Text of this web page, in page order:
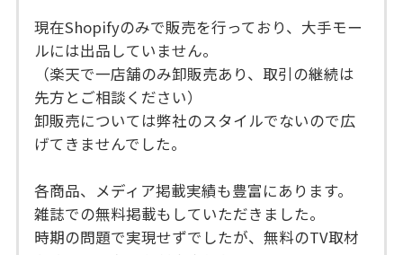
現在Shopifyのみで販売を行っており、大手モー
ルには出品していません。
（楽天で一店舗のみ卸販売あり、取引の継続は
先方とご相談ください）
卸販売については弊社のスタイルでないので広
げてきませんでした。
各商品、メディア掲載実績も豊富にあります。
雑誌での無料掲載もしていただきました。
時期の問題で実現せずでしたが、無料のTV取材